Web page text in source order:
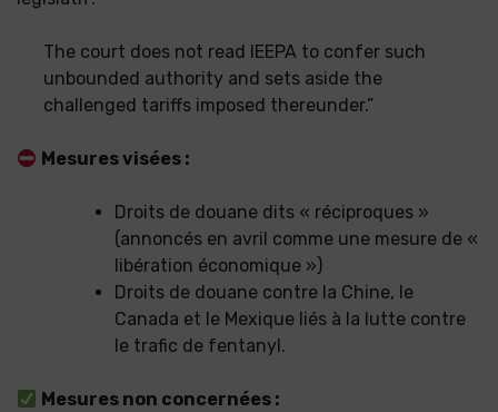
The court does not read IEEPA to confer such
unbounded authority and sets aside the
challenged tariffs imposed thereunder.”
Mesures visées :
Droits de douane dits « réciproques »
(annoncés en avril comme une mesure de «
libération économique »)
Droits de douane contre la Chine, le
Canada et le Mexique liés à la lutte contre
le trafic de fentanyl.
Mesures non concernées :